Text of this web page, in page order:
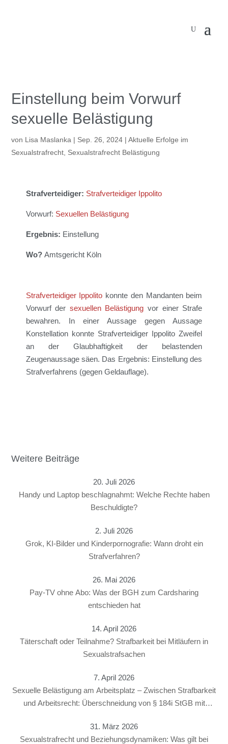
Einstellung beim Vorwurf
sexuelle Belästigung
von Lisa Maslanka | Sep. 26, 2024 |Aktuelle Erfolge im
Sexualstrafrecht Sexualstrafrecht Belästigung
Strafverteidiger: Strafverteidiger Ippolito
Vorwurf: Sexuellen Belästigung
Ergebnis: Einstellung
Wo? Amtsgericht Köln
Strafverteidiger Ippolito konnte den Mandanten beim
Vorwurf der sexuellen Belästigung vor einer Strafe
bewahren. In einer Aussage gegen Aussage
Konstellation konnte Strafverteidiger Ippolito Zweifel
an der Glaubhaftigkeit der belastenden
Zeugenaussage säen. Das Ergebnis: Einstellung des
Strafverfahrens (gegen Geldauflage).
Weitere Beiträge
20. Juli 2026
Handy und Laptop beschlagnahmt: Welche Rechte haben
Beschuldigte?
2. Juli 2026
Grok, KI-Bilder und Kinderpornografie: Wann droht ein
Strafverfahren?
26. Mai 2026
Pay-TV ohne Abo: Was der BGH zum Cardsharing
entschieden hat
14. April 2026
Täterschaft oder Teilnahme? Strafbarkeit bei Mitläufern in
Sexualstrafsachen
7. April 2026
Sexuelle Belästigung am Arbeitsplatz – Zwischen Strafbarkeit
und Arbeitsrecht: Überschneidung von § 184i StGB mit
31. März 2026
Sexualstrafrecht und Beziehungsdynamiken: Was gilt bei